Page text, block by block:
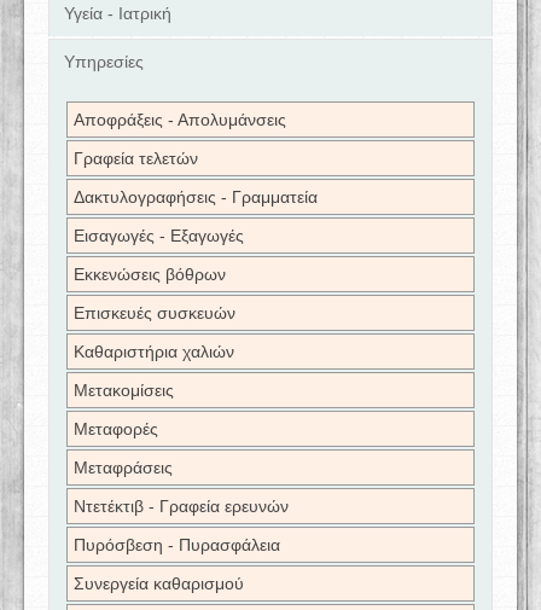
Υγεία - Ιατρική
Υπηρεσίες
Αποφράξεις - Απολυμάνσεις
Γραφεία τελετών
Δακτυλογραφήσεις - Γραμματεία
Εισαγωγές - Εξαγωγές
Εκκενώσεις βόθρων
Επισκευές συσκευών
Καθαριστήρια χαλιών
Μετακομίσεις
Μεταφορές
Μεταφράσεις
Ντετέκτιβ - Γραφεία ερευνών
Πυρόσβεση - Πυρασφάλεια
Συνεργεία καθαρισμού